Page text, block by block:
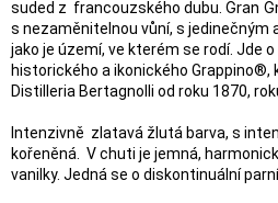
suded z francouzského dubu. Gran
s nezaměnitelnou vůní, s
jako je území, ve kterém se rodí. Jde
historického a ikonického Grappino®,
Distilleria Bertagnolli od roku 1870,
Intenzivně zlatavá žlutá barva, s
kořeněná. V chuti je jemná,
vanilky. Jedná se o diskontinuální